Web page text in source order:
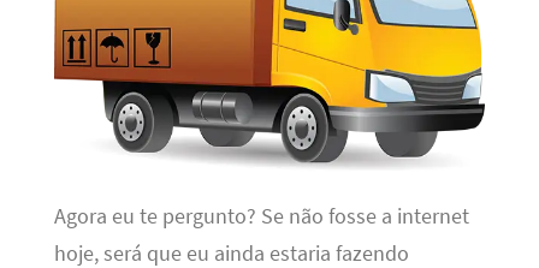
Agora eu te pergunto? Se não fosse a internet
hoje, será que eu ainda estaria fazendo